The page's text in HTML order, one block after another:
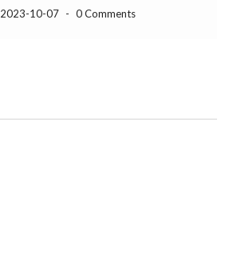
2023-10-07 - 0 Comments